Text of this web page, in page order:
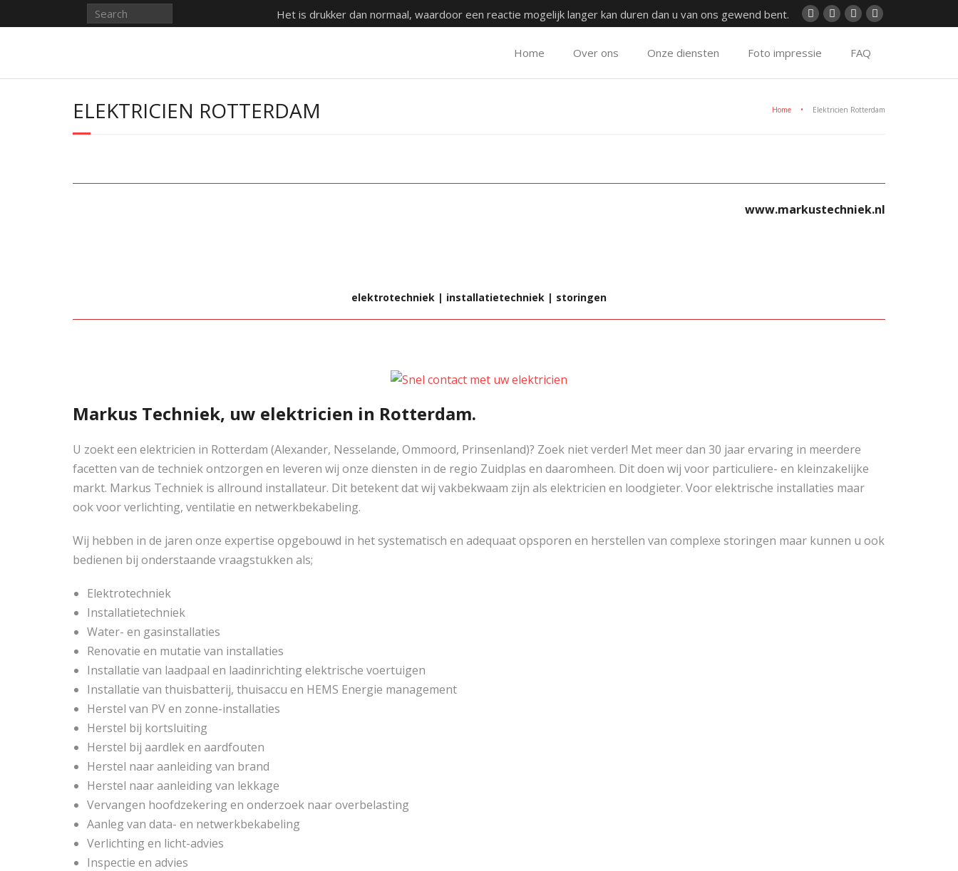
Het is drukker dan normaal, waardoor een reactie mogelijk langer kan duren dan u van ons gewend bent.
Home Over ons Onze diensten Foto impressie FAQ
ELEKTRICIEN ROTTERDAM Home • Elektricien Rotterdam
www.markustechniek.nl
elektrotechniek | installatietechniek | storingen
Markus Techniek, uw elektricien in Rotterdam.
U zoekt een elektricien in Rotterdam (Alexander, Nesselande, Ommoord, Prinsenland)? Zoek niet verder! Met meer dan 30 jaar ervaring in meerdere
facetten van de techniek ontzorgen en leveren wij onze diensten in de regio Zuidplas en daaromheen. Dit doen wij voor particuliere- en kleinzakelijke
markt. Markus Techniek is allround installateur. Dit betekent dat wij vakbekwaam zijn als elektricien en loodgieter. Voor elektrische installaties maar
ook voor verlichting, ventilatie en netwerkbekabeling.
Wij hebben in de jaren onze expertise opgebouwd in het systematisch en adequaat opsporen en herstellen van complexe storingen maar kunnen u ook
bedienen bij onderstaande vraagstukken als;
Elektrotechniek
Installatietechniek
Water- en gasinstallaties
Renovatie en mutatie van installaties
Installatie van laadpaal en laadinrichting elektrische voertuigen
Installatie van thuisbatterij, thuisaccu en HEMS Energie management
Herstel van PV en zonne-installaties
Herstel bij kortsluiting
Herstel bij aardlek en aardfouten
Herstel naar aanleiding van brand
Herstel naar aanleiding van lekkage
Vervangen hoofdzekering en onderzoek naar overbelasting
Aanleg van data- en netwerkbekabeling
Verlichting en licht-advies
Inspectie en advies